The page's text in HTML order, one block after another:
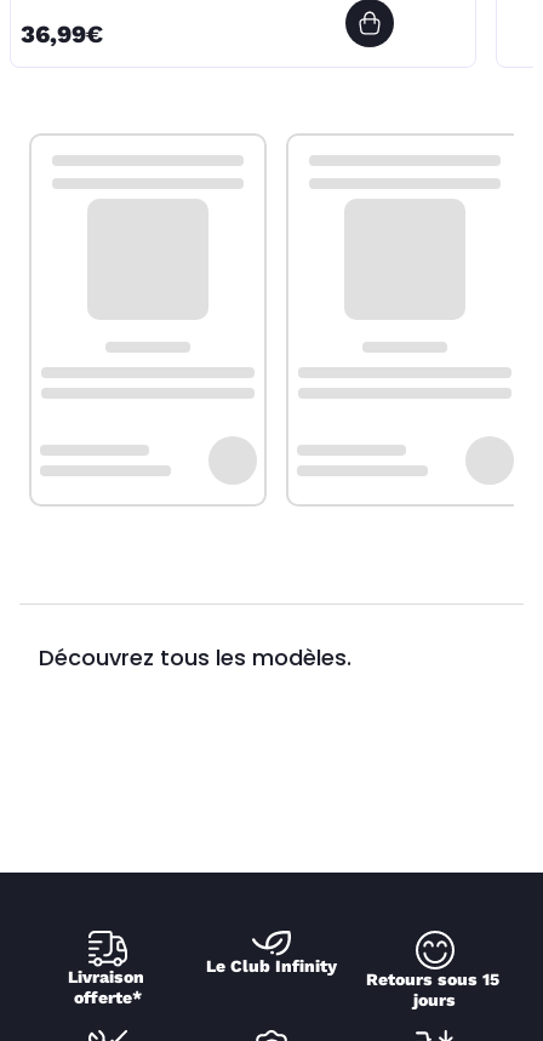
36,99€
Découvrez tous les modèles.
Livraison
offerte*
Le Club Infinity
Retours sous 15
jours